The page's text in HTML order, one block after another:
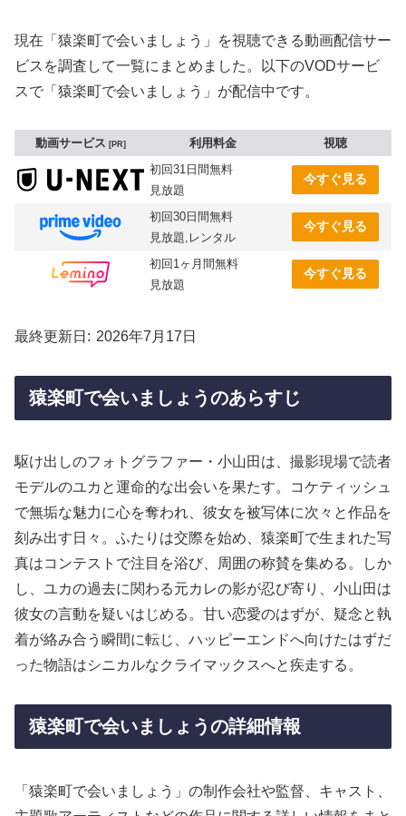
現在「猿楽町で会いましょう」を視聴できる動画配信サー
ビスを調査して一覧にまとめました。以下のVODサービ
スで「猿楽町で会いましょう」が配信中です。
動画サービス PR 利用料金
視聴
初回31日間無料
見放題
今すぐ見る
初回30日間無料
見放題,レンタル
今すぐ見る
初回1ヶ月間無料
見放題
今すぐ見る
最終更新日 2026年7月17日
猿楽町で会いましょうのあらすじ
駆け出しのフォトグラファー・小山田は、撮影現場で読者
モデルのユカと運命的な出会いを果たす。コケティッシュ
で無垢な魅力に心を奪われ、彼女を被写体に次々と作品を
刻み出す日々。ふたりは交際を始め、猿楽町で生まれた写
真はコンテストで注目を浴び、周囲の称賛を集める。しか
し、ユカの過去に関わる元カレの影が忍び寄り、小山田は
彼女の言動を疑いはじめる。甘い恋愛のはずが、疑念と執
着が絡み合う瞬間に転じ、ハッピーエンドへ向けたはずだ
った物語はシニカルなクライマックスへと疾走する。
猿楽町で会いましょうの詳細情報
「猿楽町で会いましょう」の制作会社や監督、キャスト、